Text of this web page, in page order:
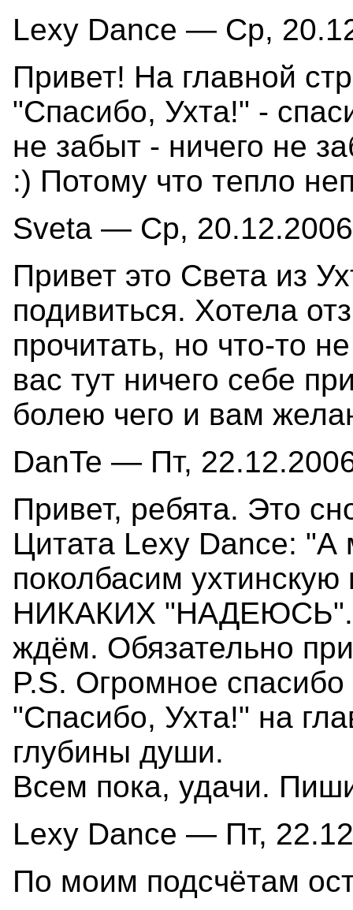
Lexy Dance — Ср,
Привет! На главной
"Спасибо, Ухта!" -
не забыт - ничего не
:) Потому что тепло
Sveta — Ср,
Привет это Света из
подивиться. Хотела
прочитать, но что-то
вас тут ничего себе
болею чего и вам
DanTe — Пт,
Привет, ребята. Это
Цитата Lexy Dance:
поколбасим ухтинскую
НИКАКИХ "НАДЕЮСЬ".
ждём. Обязательно
P.S. Огромное
"Спасибо, Ухта!" на
глубины души.
Всем пока, удачи.
Lexy Dance — Пт,
По моим подсчётам